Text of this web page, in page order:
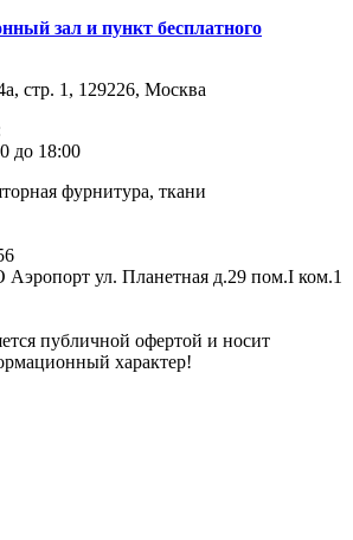
зал и пункт бесплатного
стр. 1, 129226, Москва
до 18:00
фурнитура, ткани
ул. Планетная д.29 пом.I ком.1
публичной офертой и носит
характер!